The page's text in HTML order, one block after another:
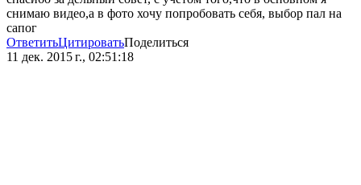
снимаю видео,а в фото хочу попробовать себя, выбор пал на
сапог
ОтветитьЦитироватьПоделиться
11 дек. 2015 г., 02:51:18